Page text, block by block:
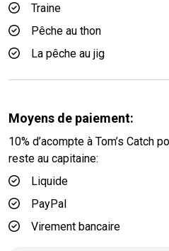
Traine
Pêche au thon
La pêche au jig
Moyens de paiement:
10% d’acompte à Tom’s Catch
reste au capitaine:
Liquide
PayPal
Virement bancaire